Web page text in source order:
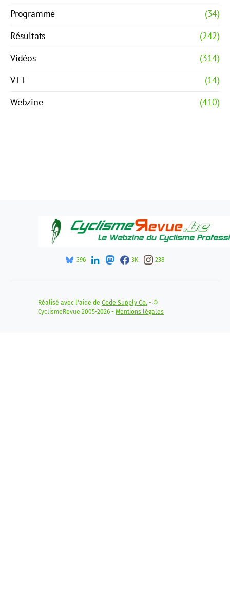
Programme
(34)
Résultats
(242)
Vidéos
(314)
VTT
(14)
Webzine
(410)
396 3K 238
Réalisé avec l'aide de Code Supply Co. - ©
CyclismeRevue 2005-2026 - Mentions légales